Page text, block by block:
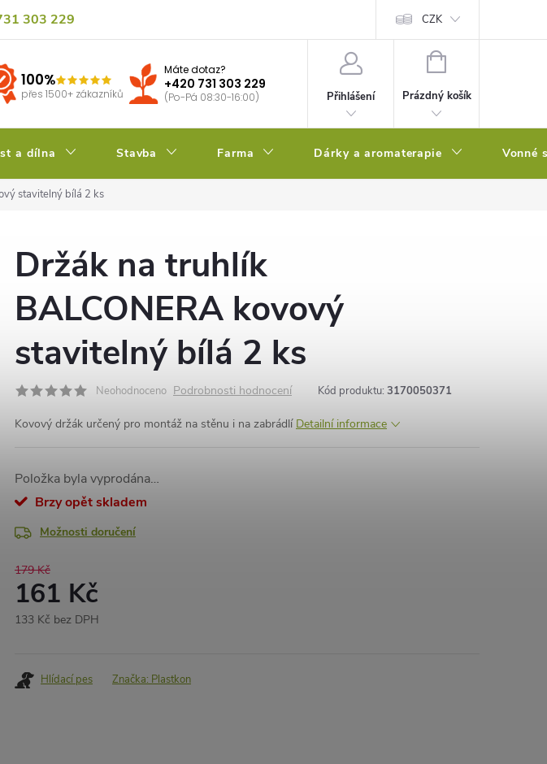
303 229
Pěstitelský blog CZK
100%
přes 1500+ zákazníků
Máte dotaz?
+420 731 303 229
(Po-Pá 08:30-16:00) Přihlášení
NÁKUPNÍ
Prázdný košík
a dílna Stavba Farma Dárky a aromaterapie Vonné
stavitelný bílá 2 ks
Držák na truhlík
BALCONERA kovový
stavitelný bílá 2 ks
Neohodnoceno Podrobnosti hodnocení Kód produktu: 3170050371
Kovový držák určený pro montáž na stěnu i na zabrádlí Detailní informace
Položka byla vyprodána…
Brzy opět skladem
Možnosti doručení
179 Kč
161 Kč
133 Kč bez DPH
Hlídací pes Značka: Plastkon